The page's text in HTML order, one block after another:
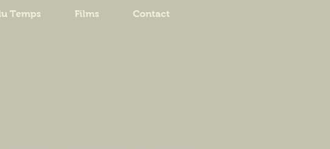
Temps Films Contact